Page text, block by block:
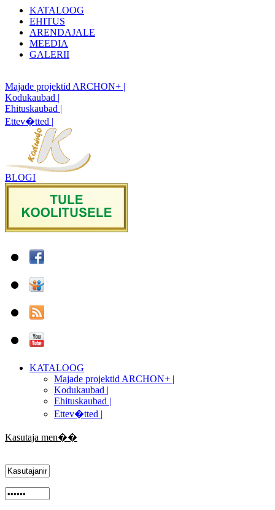
KATALOOG
EHITUS
ARENDAJALE
MEEDIA
GALERII
Majade projektid ARCHON+ |
Kodukaubad |
Ehituskaubad |
Ettev�tted |
BLOGI
KATALOOG
Majade projektid ARCHON+ |
Kodukaubad |
Ehituskaubad |
Ettev�tted |
Kasutaja men��